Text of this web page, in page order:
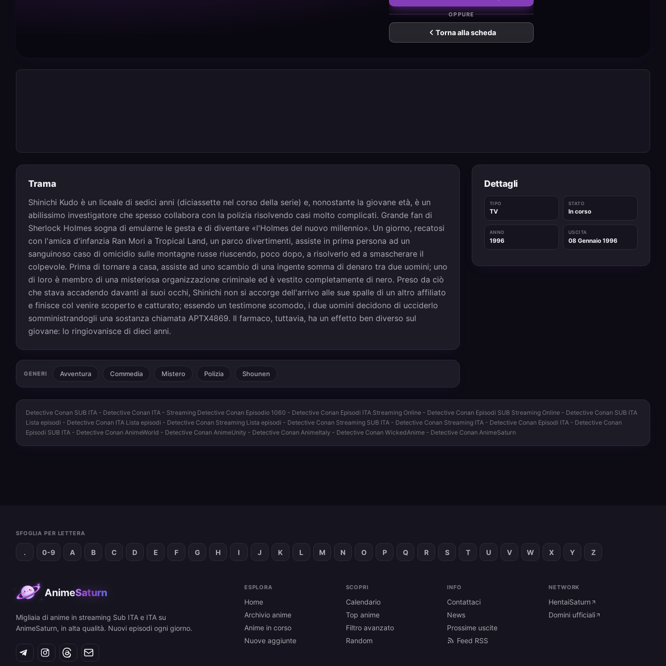
OPPURE
Torna alla scheda
Trama
Shinichi Kudo è un liceale di sedici anni (diciassette nel corso della serie) e, nonostante la giovane età, è un
abilissimo investigatore che spesso collabora con la polizia risolvendo casi molto complicati. Grande fan di
Sherlock Holmes sogna di emularne le gesta e di diventare «l'Holmes del nuovo millennio». Un giorno, recatosi
con l'amica d'infanzia Ran Mori a Tropical Land, un parco divertimenti, assiste in prima persona ad un
sanguinoso caso di omicidio sulle montagne russe riuscendo, poco dopo, a risolverlo ed a smascherare il
colpevole. Prima di tornare a casa, assiste ad uno scambio di una ingente somma di denaro tra due uomini; uno
di loro è membro di una misteriosa organizzazione criminale ed è vestito completamente di nero. Preso da ciò
che stava accadendo davanti ai suoi occhi, Shinichi non si accorge dell'arrivo alle sue spalle di un altro affiliato
e finisce col venire scoperto e catturato; essendo un testimone scomodo, i due uomini decidono di ucciderlo
somministrandogli una sostanza chiamata APTX4869. Il farmaco, tuttavia, ha un effetto ben diverso sul
giovane: lo ringiovanisce di dieci anni.
GENERI Avventura Commedia Mistero Polizia Shounen
Dettagli
TIPO
TV
STATO
In corso
ANNO
1996
USCITA
08 Gennaio 1996
Detective Conan SUB ITA - Detective Conan ITA - Streaming Detective Conan Episodio 1060 - Detective Conan Episodi ITA Streaming Online - Detective Conan Episodi SUB Streaming Online - Detective Conan SUB ITA
Lista episodi - Detective Conan ITA Lista episodi - Detective Conan Streaming Lista episodi - Detective Conan Streaming SUB ITA - Detective Conan Streaming ITA - Detective Conan Episodi ITA - Detective Conan
Episodi SUB ITA - Detective Conan AnimeWorld - Detective Conan AnimeUnity - Detective Conan AnimeItaly - Detective Conan WickedAnime - Detective Conan AnimeSaturn
SFOGLIA PER LETTERA
. 0-9 A B C D E F G H I J K L M N O P Q R S T U V W X Y Z
AnimeSaturn
Migliaia di anime in streaming Sub ITA e ITA su
AnimeSaturn, in alta qualità. Nuovi episodi ogni giorno.
ESPLORA
Home
Archivio anime
Anime in corso
Nuove aggiunte
SCOPRI
Calendario
Top anime
Filtro avanzato
Random
INFO
Contattaci
News
Prossime uscite
Feed RSS
NETWORK
HentaiSaturn
Domini ufficiali